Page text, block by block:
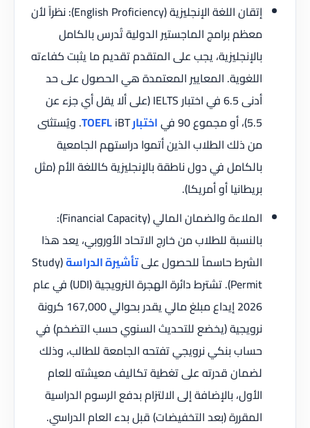
إتقان اللغة الإنجليزية (English Proficiency): نظراً لأن
معظم برامج الماجستير الدولية تُدرس بالكامل
بالإنجليزية، يجب على المتقدم تقديم ما يثبت كفاءته
اللغوية. المعايير المعتمدة هي الحصول على حد
أدنى 6.5 في اختبار IELTS (على ألا يقل أي جزء عن
5.5)، أو مجموع 90 في
اختبار TOEFL
iBT. ويُستثنى
من ذلك الطلاب الذين أتموا دراستهم الجامعية
بالكامل في دول ناطقة بالإنجليزية كاللغة الأم (مثل
بريطانيا أو أمريكا).
الملاءة والضمان المالي (Financial Capacity):
بالنسبة للطلاب من خارج الاتحاد الأوروبي، يعد هذا
الشرط حاسماً للحصول علىتأشيرة الدراسة (Study
Permit). تشترط دائرة الهجرة النرويجية (UDI) في عام
2026 إيداع مبلغ مالي يقدر بحوالي 167,000 كرونة
نرويجية (يخضع للتحديث السنوي حسب التضخم) في
حساب بنكي نرويجي تفتحه الجامعة للطالب، وذلك
لضمان قدرته على تغطية تكاليف معيشته للعام
الأول، بالإضافة إلى الالتزام بدفع الرسوم الدراسية
المقررة (بعد التخفيضات) قبل بدء العام الدراسي.